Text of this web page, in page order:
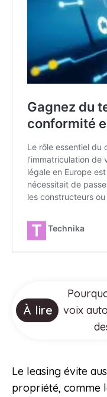
À lire
voix
Le leasing évite
propriété, comme